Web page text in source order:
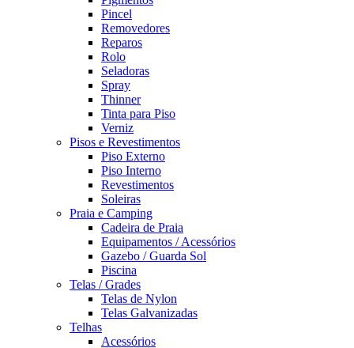
Pincel
Removedores
Reparos
Rolo
Seladoras
Spray
Thinner
Tinta para Piso
Verniz
Pisos e Revestimentos
Piso Externo
Piso Interno
Revestimentos
Soleiras
Praia e Camping
Cadeira de Praia
Equipamentos / Acessórios
Gazebo / Guarda Sol
Piscina
Telas / Grades
Telas de Nylon
Telas Galvanizadas
Telhas
Acessórios